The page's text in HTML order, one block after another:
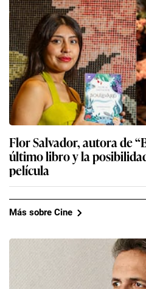
Flor Salvador, autora de
último libro y la
película
Más sobre Cine